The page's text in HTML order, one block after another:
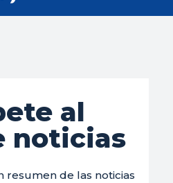
al
noticias
resumen de las noticias